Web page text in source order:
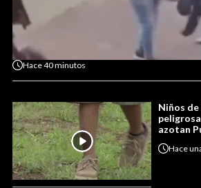
Hace40 minutos
Niños
azotan
Hace